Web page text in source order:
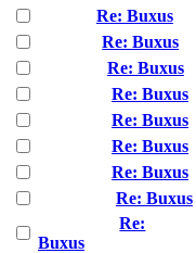
Re: Buxus
Re: Buxus
Re: Buxus
Re: Buxus
Re: Buxus
Re: Buxus
Re: Buxus
Re: Buxus
Re:
Buxus